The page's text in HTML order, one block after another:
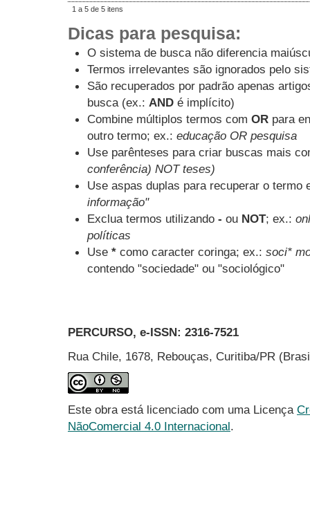
1 a 5 de 5 itens
Dicas para pesquisa:
O sistema de busca não diferencia
Termos irrelevantes são ignorados pelo
São recuperados por padrão apenas
busca (ex.: AND é implícito)
Combine múltiplos termos com OR para
outro termo; ex.: educação OR pesquisa
Use parênteses para criar buscas mais
conferência) NOT teses)
Use aspas duplas para recuperar o termo
informação"
Exclua termos utilizando - ou NOT; ex.:
políticas
Use * como caracter coringa; ex.: soci*
contendo "sociedade" ou "sociológico"
PERCURSO, e-ISSN: 2316-7521
Rua Chile, 1678, Rebouças, Curitiba/PR
Este obra está licenciado com uma Licença
NãoComercial 4.0 Internacional.